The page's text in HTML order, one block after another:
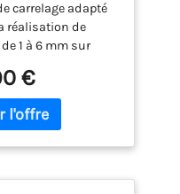
pour
(1 à 6 mm)
- Adapté
Humides -
carrelage adapté
réalisation de
1 à 6 mm sur
de travail
le joint est
entretenir et
humide (salle de
€